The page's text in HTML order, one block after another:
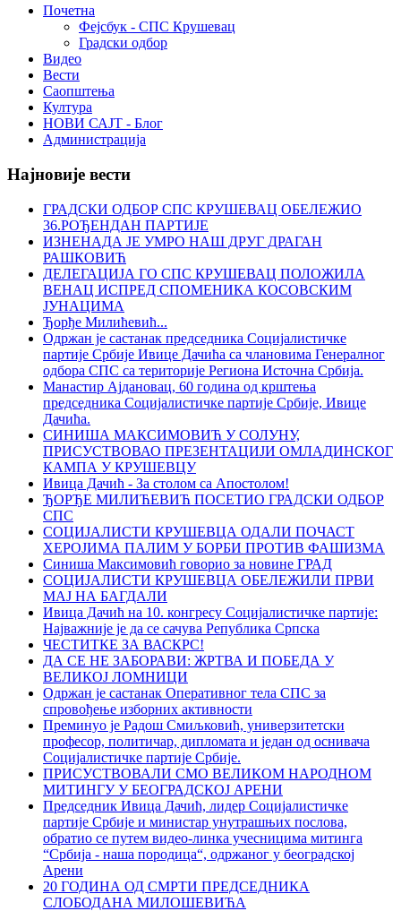
Почетна
Фејсбук - СПС Крушевац
Градски одбор
Видео
Вести
Саопштења
Култура
НОВИ САЈТ - Блог
Администрација
Најновије вести
ГРАДСКИ ОДБОР СПС КРУШЕВАЦ ОБЕЛЕЖИО
36.РОЂЕНДАН ПАРТИЈЕ
ИЗНЕНАДА ЈЕ УМРО НАШ ДРУГ ДРАГАН
РАШКОВИЋ
ДЕЛЕГАЦИЈА ГО СПС КРУШЕВАЦ ПОЛОЖИЛА
ВЕНАЦ ИСПРЕД СПОМЕНИКА КОСОВСКИМ
ЈУНАЦИМА
Ђорђе Милићевић...
Одржан је састанак председника Социјалистичке
партије Србије Ивице Дачића са члановима Генералног
одбора СПС са територије Региона Источна Србија.
Манастир Ајдановац, 60 година од крштења
председника Социјалистичке партије Србије, Ивице
Дачића.
СИНИША МАКСИМОВИЋ У СОЛУНУ,
ПРИСУСТВОВАО ПРЕЗЕНТАЦИЈИ ОМЛАДИНСКОГ
КАМПА У КРУШЕВЦУ
Ивица Дачић - За столом са Апостолом!
ЂОРЂЕ МИЛИЋЕВИЋ ПОСЕТИО ГРАДСКИ ОДБОР
СПС
СОЦИЈАЛИСТИ КРУШЕВЦА ОДАЛИ ПОЧАСТ
ХЕРОЈИМА ПАЛИМ У БОРБИ ПРОТИВ ФАШИЗМА
Синиша Максимовић говорио за новине ГРАД
СОЦИЈАЛИСТИ КРУШЕВЦА ОБЕЛЕЖИЛИ ПРВИ
МАЈ НА БАГДАЛИ
Ивица Дачић на 10. конгресу Социјалистичке партије:
Најважније је да се сачува Република Српска
ЧЕСТИТКЕ ЗА ВАСКРС!
ДА СЕ НЕ ЗАБОРАВИ: ЖРТВА И ПОБЕДА У
ВЕЛИКОЈ ЛОМНИЦИ
Oдржан је састанак Оперативног тела СПС за
спровођење изборних активности
Преминуо је Радош Смиљковић, универзитетски
професор, политичар, дипломата и један од оснивача
Социјалистичке партије Србије.
ПРИСУСТВОВАЛИ СМО ВЕЛИКОМ НАРОДНОМ
МИТИНГУ У БЕОГРАДСКОЈ АРЕНИ
Председник Ивица Дачић, лидер Социјалистичке
партије Србије и министар унутрашњих послова,
обратио се путем видео-линка учесницима митинга
“Србија - наша породица“, одржаног у београдској
Арени
20 ГОДИНА ОД СМРТИ ПРЕДСЕДНИКА
СЛОБОДАНА МИЛОШЕВИЋА